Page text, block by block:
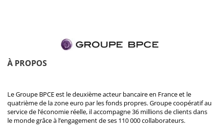
À PROPOS
Le Groupe BPCE est le deuxième acteur bancaire en France et le
quatrième de la zone euro par les fonds propres. Groupe coopératif au
service de l’économie réelle, il accompagne 36 millions de clients dans
le monde grâce à l’engagement de ses 110 000 collaborateurs.